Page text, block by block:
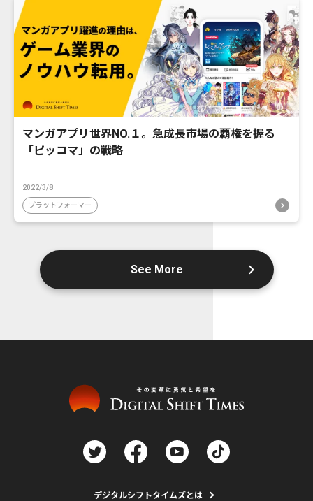
マンガアプリ世界NO.１。急成長市場の覇権を握る
「ピッコマ」の戦略
2022/3/8
プラットフォーマー
See More
デジタルシフトタイムズとは